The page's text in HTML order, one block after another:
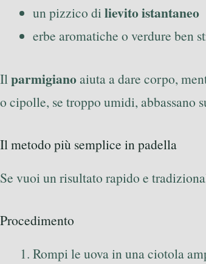
un pizzico dilievito istantaneo
erbe aromatiche o verdure ben
Ilparmigianoaiuta a dare corpo,
o cipolle, se troppo umidi, abbassano
Il metodo più semplice in padella
Se vuoi un risultato rapido e
Procedimento
Rompi le uova in una ciotola